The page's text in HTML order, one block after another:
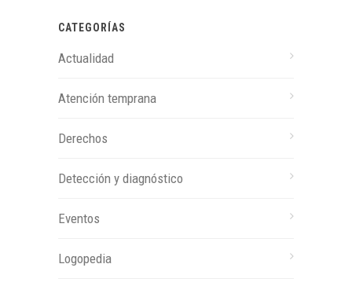
CATEGORÍAS
Actualidad
Atención temprana
Derechos
Detección y diagnóstico
Eventos
Logopedia